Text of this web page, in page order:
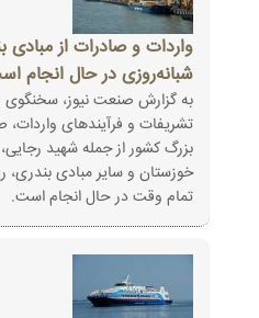
واردات و صادرات از مبادی
شبانه‌روزی در حال انجام
به گزارش صنعت نیوز،
تشریفات و فرآیندهای واردات،
بزرگ کشور از جمله شهید
خوزستان و سایر مبادی
تمام وقت در حال انجام است.